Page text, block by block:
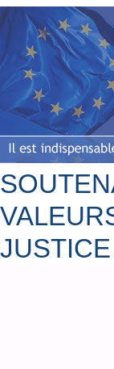
JUSTICE